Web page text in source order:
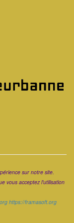
sur notre site.
vous acceptez l'utilisation
https://framasoft.org